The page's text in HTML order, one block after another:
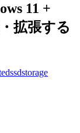
11 +
拡張する
ssdstorage